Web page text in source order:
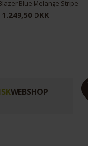
Blue Melange Stripe
1.249,50 DKK
WEBSHOP